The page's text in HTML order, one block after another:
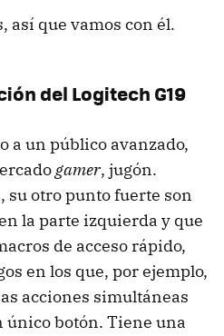
así que vamos con él.
del Logitech G19
a un público avanzado,
gamer, jugón.
su otro punto fuerte son
la parte izquierda y que
de acceso rápido,
en los que, por ejemplo,
acciones simultáneas
único botón. Tiene una